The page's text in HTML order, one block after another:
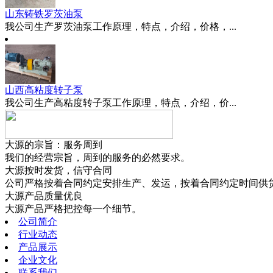
山东铸铁罗茨油泵
我公司生产罗茨油泵工作原理，特点，介绍，价格，...
山西高粘度转子泵
我公司生产高粘度转子泵工作原理，特点，介绍，价...
大源的宗旨：服务周到
我们的经营宗旨，周到的服务的必然要求。
大源按时发货，信守合同
公司严格按着合同约定安排生产、发运，按着合同约定时间供
大源产品质量优良
大源产品严格把控每一个细节。
公司简介
行业动态
产品展示
企业文化